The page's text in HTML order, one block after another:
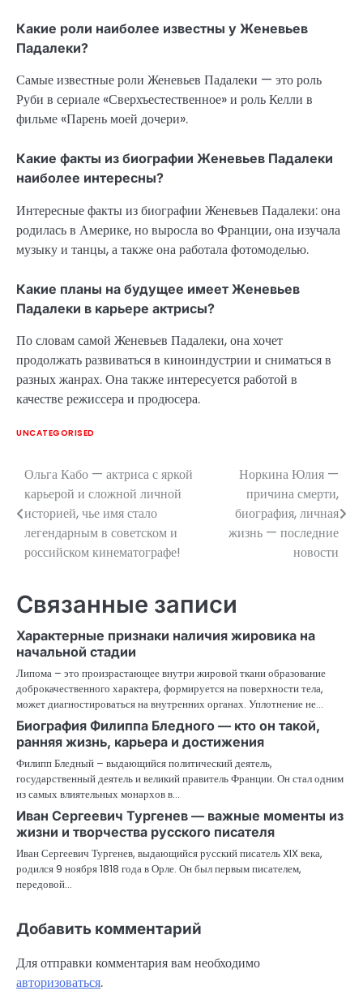
Какие роли наиболее известны у Женевьев
Падалеки?
Самые известные роли Женевьев Падалеки — это роль
Руби в сериале «Сверхъестественное» и роль Келли в
фильме «Парень моей дочери».
Какие факты из биографии Женевьев Падалеки
наиболее интересны?
Интересные факты из биографии Женевьев Падалеки: она
родилась в Америке, но выросла во Франции, она изучала
музыку и танцы, а также она работала фотомоделью.
Какие планы на будущее имеет Женевьев
Падалеки в карьере актрисы?
По словам самой Женевьев Падалеки, она хочет
продолжать развиваться в киноиндустрии и сниматься в
разных жанрах. Она также интересуется работой в
качестве режиссера и продюсера.
UNCATEGORISED
Навигация
по
записям
Ольга Кабо — актриса с яркой
карьерой и сложной личной
историей, чье имя стало
легендарным в советском и
российском кинематографе!
Норкина Юлия —
причина смерти,
биография, личная
жизнь — последние
новости
Связанные записи
Характерные признаки наличия жировика на
начальной стадии
Липома – это произрастающее внутри жировой ткани образование
доброкачественного характера, формируется на поверхности тела,
может диагностироваться на внутренних органах. Уплотнение не…
Биография Филиппа Бледного — кто он такой,
ранняя жизнь, карьера и достижения
Филипп Бледный – выдающийся политический деятель,
государственный деятель и великий правитель Франции. Он стал одним
из самых влиятельных монархов в…
Иван Сергеевич Тургенев — важные моменты из
жизни и творчества русского писателя
Иван Сергеевич Тургенев, выдающийся русский писатель XIX века,
родился 9 ноября 1818 года в Орле. Он был первым писателем,
передовой…
Добавить комментарий
Для отправки комментария вам необходимо
авторизоваться.